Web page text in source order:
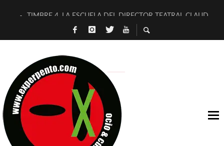
TIMBRE 4, LA ESCUELA DEL DIRECTOR TEATRAL CLAUDIO
30 AÑOS (NO ES NADA) DE LA KATARSIS DEL TOMATAZO
D’BALDOMEROS REINVENTAN [BITÁCORA 3.0] EN EXVITA
MARSHALL FLASH PRESENTA EN EXVITA [RELATIVA
JOFRE BARDAGÍ EN EXVITA INTERPRETANDO A SERRAT
YORCH PRESENTA [CURSO DE ARMONÍA PERSECUTORIA]
MAGALÍ SARE NOS EXPLICA [DESCASADA]